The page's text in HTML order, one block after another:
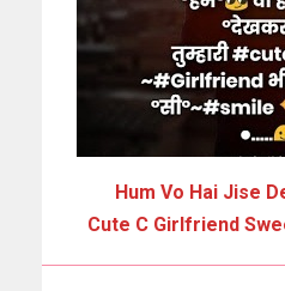
Hum Vo Hai Jise
Cute C Girlfriend